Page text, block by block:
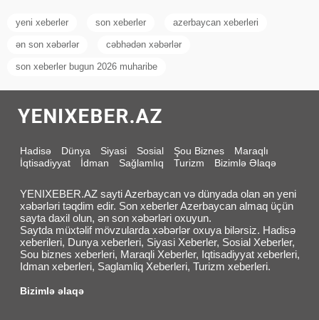
yeni xeberler son xeberler azerbaycan xeberleri
ən son xəbərlər cəbhədən xəbərlər
son xeberler bugun 2026 muharibe
Hadisə Dünya Siyasi Sosial Şou Biznes
Maraqlı
İqtisadiyyat
İdman Sağlamlıq Turizm Bizimlə Əlaqə
YENIXEBER.AZ sayti Azerbaycan və dünyada olan ən yeni
xəbərləri təqdim edir. Son xeberler Azerbaycan almaq üçün
sayta daxil olun, ən son xəbərləri oxuyun.
Saytda müxtəlif mövzularda xəbərlər oxuya bilərsiz. Hadisə
xeberileri, Dunya xeberleri, Siyasi Xeberler, Sosial Xeberler,
Sou biznes xeberleri, Maraqli Xeberler, Iqtisadiyyat xeberleri,
Idman xeberleri, Saglamliq Xeberleri, Turizm xeberleri.
Bizimlə əlaqə